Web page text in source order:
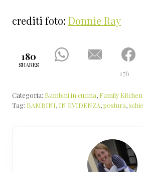
crediti foto: Donnie Ray
180
SHARES
176
Categoria: Bambini in cucina, Family Kitchen
Tag: BAMBINI, IN EVIDENZA,postura,